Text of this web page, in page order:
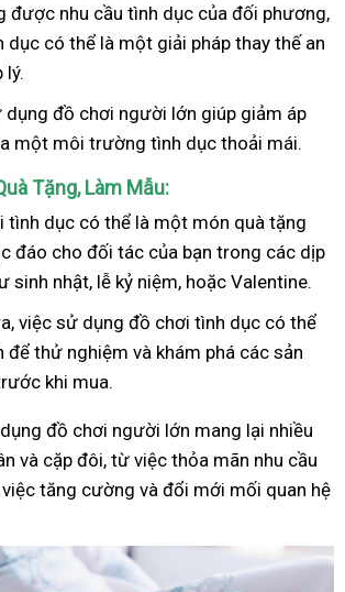
được nhu cầu tình dục của đối phương,
dục có thể là một giải pháp thay thế an
lý.
đồ chơi người lớn giúp giảm áp
một môi trường tình dục thoải mái.
Tặng, Làm Mẫu:
tình dục có thể là một món quà tặng
đáo cho đối tác của bạn trong các dịp
sinh nhật, lễ kỷ niệm, hoặc Valentine.
việc sử dụng đồ chơi tình dục có thể
để thử nghiệm và khám phá các sản
khi mua.
đồ chơi người lớn mang lại nhiều
và cặp đôi, từ việc thỏa mãn nhu cầu
tăng cường và đổi mới mối quan hệ